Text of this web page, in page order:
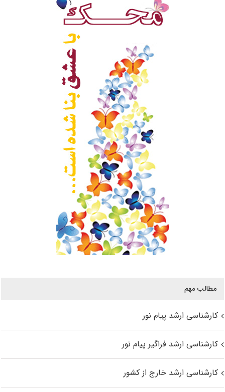
مطالب مهم
کارشناسی ارشد پیام نور
کارشناسی ارشد فراگیر پیام نور
کارشناسی ارشد خارج از کشور